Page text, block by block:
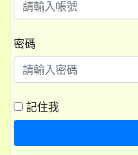
密碼
記住我